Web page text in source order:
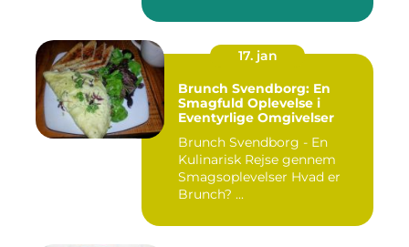
17. jan
Brunch Svendborg: En
Smagfuld Oplevelse i
Eventyrlige Omgivelser
Brunch Svendborg - En
Kulinarisk Rejse gennem
Smagsoplevelser Hvad er
Brunch? ...